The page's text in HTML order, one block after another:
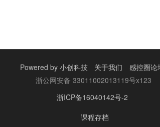
Powered by 小创科技 关于我们
感控圈论
浙公网安备 33011002013119号x123
浙ICP备16040142号-2
课程存档